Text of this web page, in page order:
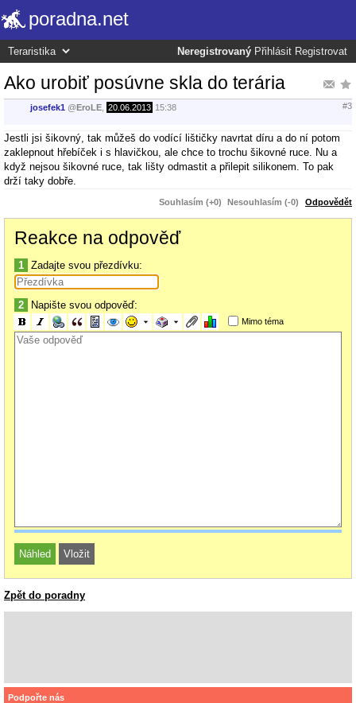
poradna.net
Neregistrovaný Přihlásit Registrovat
Ako urobiť posúvne skla do terária
josefek1 @EroLE 20.06.2013 15:38 #3
Jestli jsi šikovný, tak můžeš do vodící lištičky navrtat díru a do ní potom
zaklepnout hřebíček i s hlavičkou, ale chce to trochu šikovné ruce. Nu a
když nejsou šikovné ruce, tak lišty odmastit a přilepit silikonem. To pak
drží taky dobře.
Souhlasím (+0) Nesouhlasím (-0) Odpovědět
Reakce na odpověď
1 Zadajte svou přezdívku:
2 Napište svou odpověď:
Mimo téma
Zpět do poradny
Podpořte nás